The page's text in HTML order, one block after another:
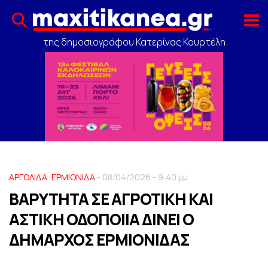
της δημοσιογράφου Κατερίνας Κουρτέλη
ΑΡΓΟΛΙΔΑ, ΕΡΜΙΟΝΙΔΑ - 08/04/2026 - 9:40 μμ
ΒΑΡΥΤΗΤΑ ΣΕ ΑΓΡΟΤΙΚΗ ΚΑΙ
ΑΣΤΙΚΗ ΟΔΟΠΟΙΙΑ ΔΙΝΕΙ Ο
ΔΗΜΑΡΧΟΣ ΕΡΜΙΟΝΙΔΑΣ